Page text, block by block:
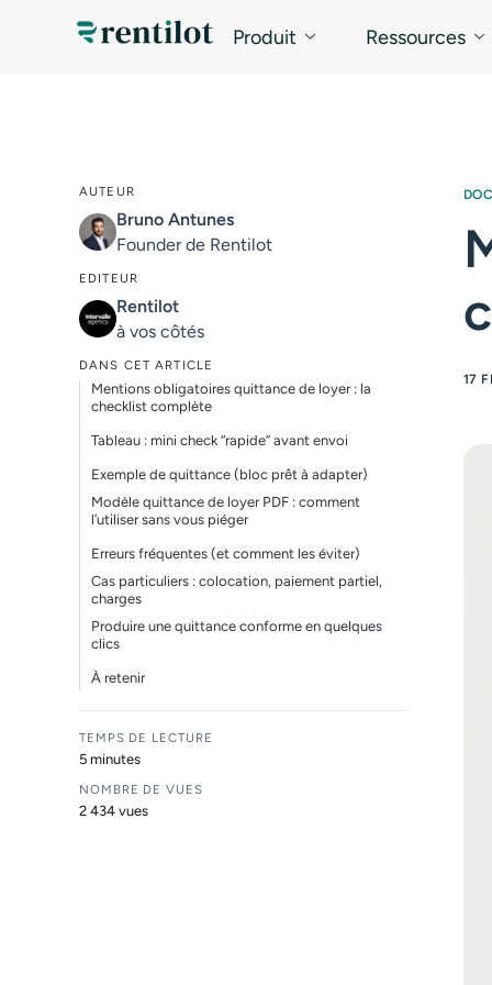
Produit Ressources
17
AUTEUR
Bruno Antunes
Founder de Rentilot
EDITEUR
Rentilot
à vos côtés
DANS CET ARTICLE
Mentions obligatoires quittance de loyer : la
checklist complète
Tableau : mini check “rapide” avant envoi
Exemple de quittance (bloc prêt à adapter)
Modèle quittance de loyer PDF : comment
l’utiliser sans vous piéger
Erreurs fréquentes (et comment les éviter)
Cas particuliers : colocation, paiement partiel,
charges
Produire une quittance conforme en quelques
clics
À retenir
TEMPS DE LECTURE
5 minutes
NOMBRE DE VUES
2 434 vues